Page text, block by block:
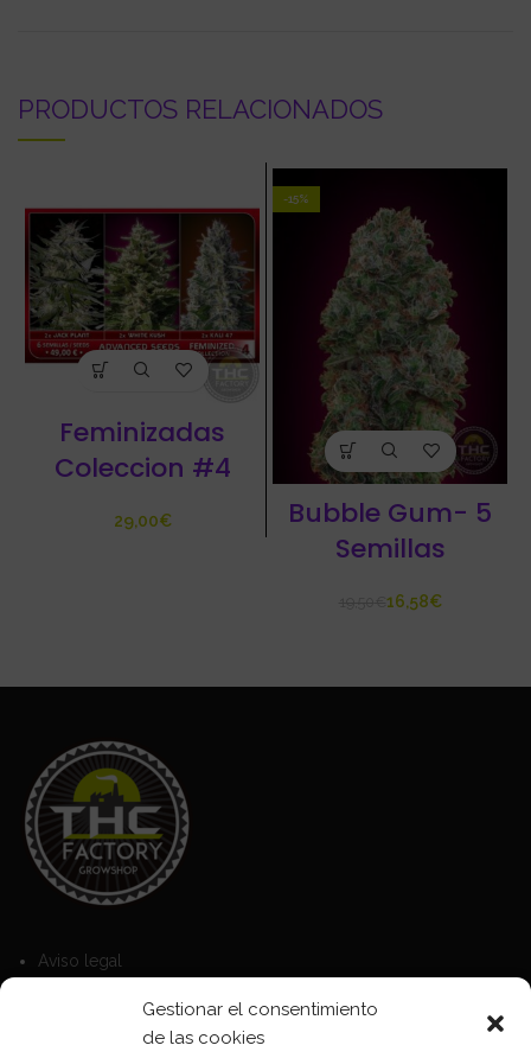
Gestionar el consentimiento
de las cookies
PRODUCTOS RELACIONADOS
Feminizadas
Coleccion #4
€
-15%
Bubble Gum- 5
Semillas
16,58€
Aviso legal
Política de Cookies
Política de privacidad